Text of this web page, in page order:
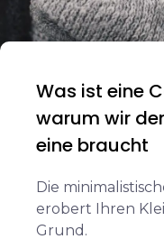
Was ist eine
warum wir
eine braucht
Die
erobert Ihren
Grund.